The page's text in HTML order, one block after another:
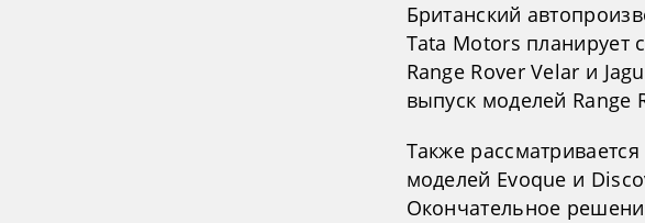
Британский
Tata Motors планирует
Range Rover Velar и
выпуск моделей Range
Также
моделей Evoque и
Окончательное